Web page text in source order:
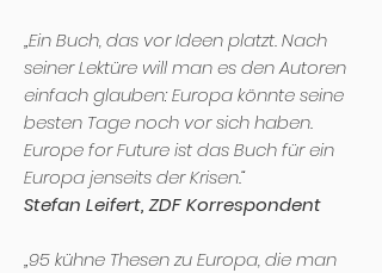
„Ein Buch, das vor Ideen platzt. Nach
seiner Lektüre will man es den Autoren
einfach glauben: Europa könnte seine
besten Tage noch vor sich haben.
Europe for Future ist das Buch für ein
Europa jenseits der Krisen.“
Stefan Leifert, ZDF Korrespondent
„95 kühne Thesen zu Europa, die man